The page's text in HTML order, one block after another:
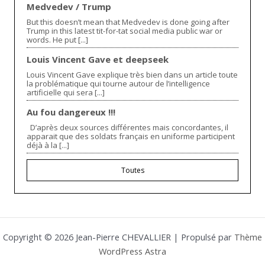
Medvedev / Trump
But this doesn’t mean that Medvedev is done going after
Trump in this latest tit-for-tat social media public war or
words. He put [...]
Louis Vincent Gave et deepseek
Louis Vincent Gave explique très bien dans un article toute
la problématique qui tourne autour de l’intelligence
artificielle qui sera [...]
Au fou dangereux !!!
D’après deux sources différentes mais concordantes, il
apparait que des soldats français en uniforme participent
déjà à la [...]
Toutes
Copyright © 2026 Jean-Pierre CHEVALLIER | Propulsé par Thème
WordPress Astra